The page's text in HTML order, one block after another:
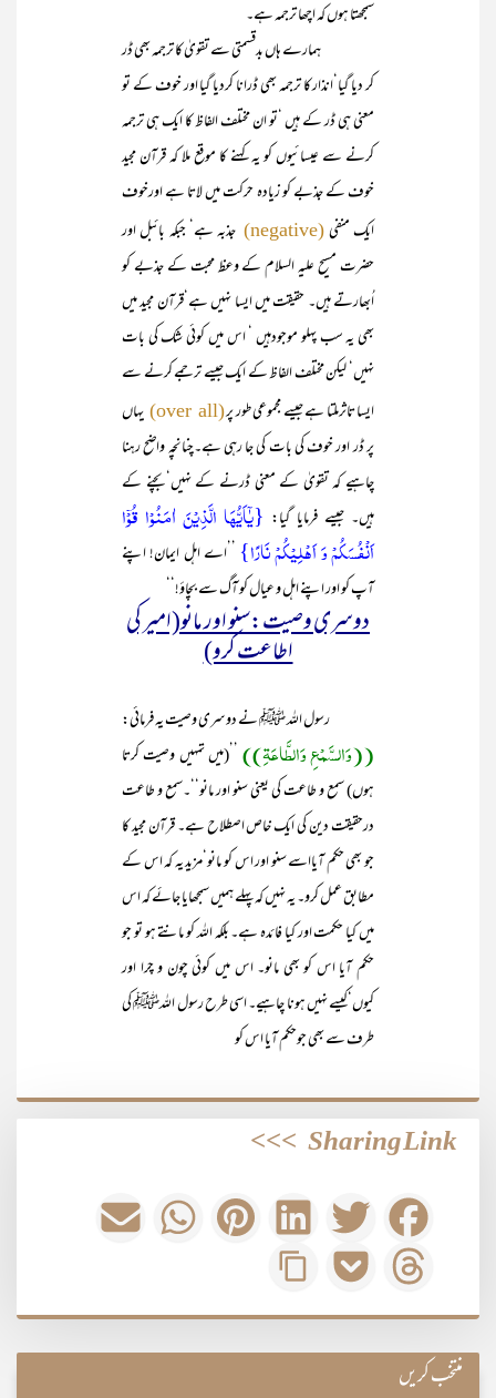
سمجھتا ہوں کہ اچھا ترجمہ ہے۔
ہمارے ہاں بدقسمتی سے تقویٰ کا ترجمہ بھی ڈر
کر دیا گیا‘انذار کا ترجمہ بھی ڈرانا کردیا گیا اور خوف کے تو
معنی ہی ڈر کے ہیں ‘تو ان مختلف الفاظ کا ایک ہی ترجمہ
کرنے سے عیسائیوں کو یہ کہنے کا موقع ملا کہ قرآن مجید
خوف کے جذبے کو زیادہ حرکت میں لاتا ہے اورخوف
ایک منفی (negative)
جذبہ ہے‘ جبکہ بائبل اور
حضرت مسیح علیہ السلام کے وعظ محبت کے جذبے کو
اُبھارتے ہیں۔ حقیقت میں ایسا نہیں ہے‘قرآن مجید میں
بھی یہ سب پہلو موجودہیں ‘ اس میں کوئی شک کی بات
نہیں‘ لیکن مختلف الفاظ کے ایک جیسے ترجمے کرنے سے
ایسا تاثرملتا ہے جیسے مجموعی طور پر(over all)
یہاں
پر ڈر اور خوف کی بات کی جا رہی ہے۔چنانچہ واضح رہنا
چاہیے کہ تقویٰ کے معنی ڈرنے کے نہیں‘بچنے کے
ہیں۔ جیسے فرمایا گیا: {یٰۤاَیُّہَا الَّذِیۡنَ اٰمَنُوۡا قُوۡۤا
اَنۡفُسَکُمۡ وَ اَہۡلِیۡکُمۡ نَارًا} ’’اے اہل ایمان! اپنے
آپ کو اور اپنے اہل و عیال کو آگ سے بچاؤ!‘‘
دوسری وصیت:سنو اور مانو(امیر کی
اطاعت کرو)
رسول اللہ ﷺ نے دوسری وصیت یہ فرمائی:
((وَالسَّمْعِ وَالطَّاعَۃِ)) ’’(میں تمہیں وصیت کرتا
ہوں) سمع و طاعت کی یعنی سنو اور مانو‘‘۔سمع و طاعت
درحقیقت دین کی ایک خاص اصطلاح ہے۔ قرآن مجید کا
جو بھی حکم آیااسے سنو اور اس کو مانو‘مزید یہ کہ اس کے
مطابق عمل کرو۔ یہ نہیں کہ پہلے ہمیں سمجھایا جائے کہ اس
میں کیا حکمت اور کیا فائدہ ہے۔ بلکہ اللہ کو مانتے ہو تو جو
حکم آیا اس کو بھی مانو۔ اس میں کوئی چون و چرا اور
کیوں‘کیسے نہیں ہونا چاہیے۔ اسی طرح رسول اللہﷺ کی
طرف سے بھی جوحکم آیا اس کو
Sharing Link
>>>
منتخب کریں